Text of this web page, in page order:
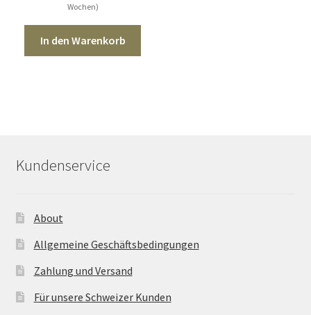
Wochen)
In den Warenkorb
Kundenservice
About
Allgemeine Geschäftsbedingungen
Zahlung und Versand
Für unsere Schweizer Kunden